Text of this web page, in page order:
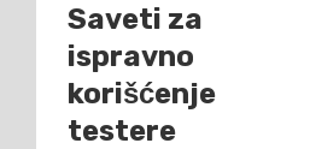
Saveti za
ispravno
korišćenje
testere